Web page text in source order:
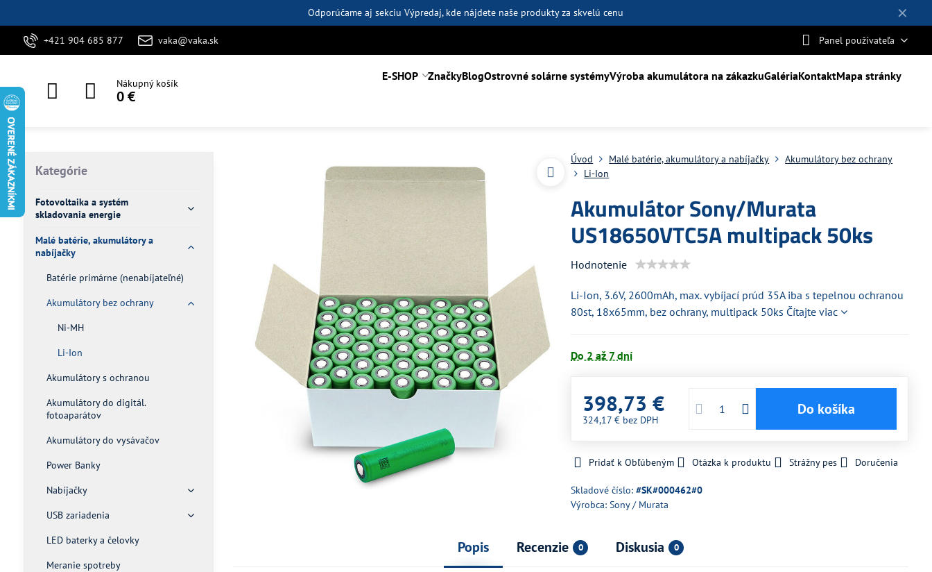
✕
Odporúčame aj sekciuVýpredaj, kde nájdete naše produkty za skvelú cenu
+421 904 685 877 vaka@vaka.sk Panel používateľa
Nákupný košík
0 €
E-SHOP ZnačkyBlogOstrovné solárne systémyVýroba akumulátora na zákazkuGalériaKontaktMapa stránky
Úvod Malé batérie, akumulátory a nabíjačky
Akumulátory bez ochrany
Li-Ion
Akumulátor Sony/Murata
US18650VTC5A multipack 50ks
Hodnotenie
Li-Ion, 3.6V, 2600mAh, max. vybíjací prúd 35A iba s tepelnou ochranou
80st, 18x65mm, bez ochrany, multipack 50ks Čítajte viac
Do 2 až 7 dní
398,73 €
324,17 € bez DPH
Do košíka
Pridať k Obľúbeným Otázka k produktu Strážny pes Doručenia
Skladové číslo:#SK#000462#0
Výrobca:Sony / Murata
Popis Recenzie 0 Diskusia 0
Kategórie
Fotovoltaika a systém
skladovania energie
Malé batérie, akumulátory a
nabíjačky
Batérie primárne (nenabíjateľné)
Akumulátory bez ochrany
Ni-MH
Li-Ion
Akumulátory s ochranou
Akumulátory do digitál.
fotoaparátov
Akumulátory do vysávačov
Power Banky
Nabíjačky
USB zariadenia
LED baterky a čelovky
Meranie spotreby